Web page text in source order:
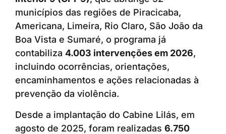
municípios das regiões de Piracicaba,
Americana, Limeira, Rio Claro, São João da
Boa Vista e Sumaré, o programa já
contabiliza 4.003 intervenções em 2026,
incluindo ocorrências, orientações,
encaminhamentos e ações relacionadas à
prevenção da violência.
Desde a implantação do Cabine Lilás, em
agosto de 2025, foram realizadas 6.750